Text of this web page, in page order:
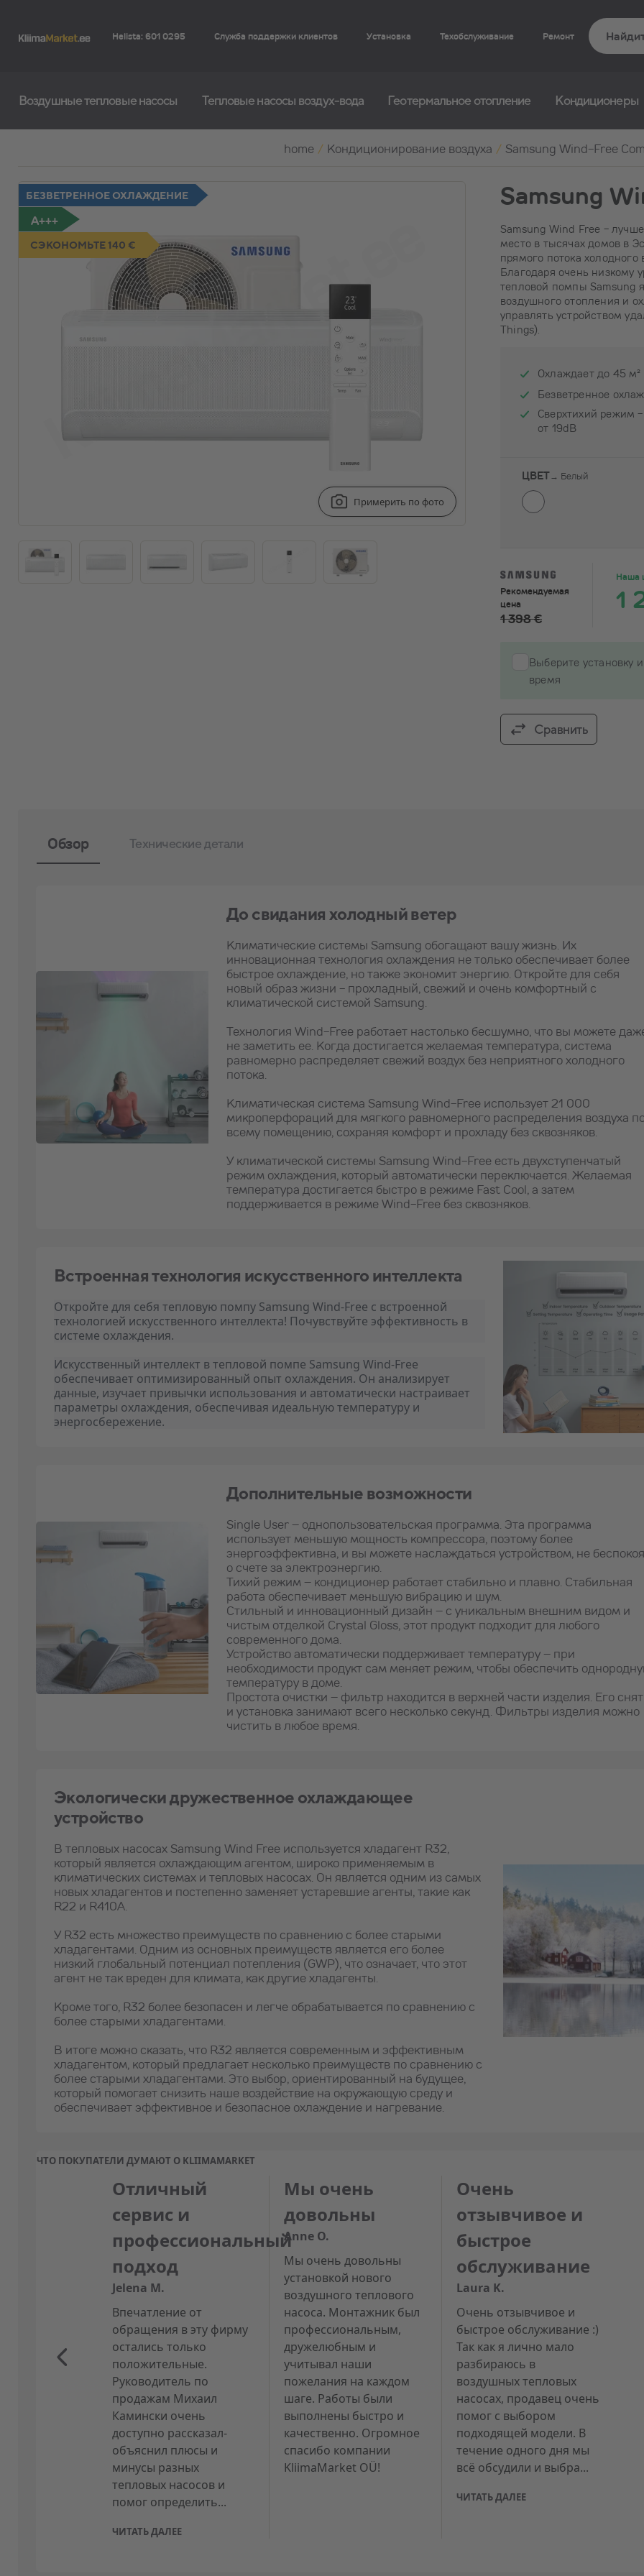
Helista: 601 0295 Служба поддержки клиентов Установка Техобслуживание Ремонт
Воздушные тепловые насосы Тепловые насосы воздух-вода Геотермальное отопление Кондиционеры
home / Кондиционирование воздуха / Samsung Wind-Free
БЕЗВЕТРЕННОЕ ОХЛАЖДЕНИЕ
A+++
СЭКОНОМЬТЕ 140 €
Примерить по фото
Samsung
Samsung Wind Free -
место в тысячах домов в
прямого потока
Благодаря очень низкому
тепловой помпы Samsung
воздушного отопления и
управлять устройством
Things).
Охлаждает до 45 м²
Безветренное
Сверхтихий режим
от 19dB
ЦВЕТ→ Белый
Рекомендуемая
цена
1 398 €
Наша
1
Выберите установку
время
Сравнить
Обзор Технические детали
До свидания холодный ветер
Климатические системы Samsung обогащают вашу жизнь. Их
инновационная технология охлаждения не только обеспечивает более
быстрое охлаждение, но также экономит энергию. Откройте для себя
новый образ жизни - прохладный, свежий и очень комфортный с
климатической системой Samsung.
Технология Wind-Free работает настолько бесшумно, что вы можете
не заметить ее. Когда достигается желаемая температура, система
равномерно распределяет свежий воздух без неприятного холодного
потока.
Климатическая система Samsung Wind-Free использует 21 000
микроперфораций для мягкого равномерного распределения воздуха
всему помещению, сохраняя комфорт и прохладу без сквозняков.
У климатической системы Samsung Wind-Free есть двухступенчатый
режим охлаждения, который автоматически переключается. Желаемая
температура достигается быстро в режиме Fast Cool, а затем
поддерживается в режиме Wind-Free без сквозняков.
Встроенная технология искусственного интеллекта
Откройте для себя тепловую помпу Samsung Wind-Free с встроенной
технологией искусственного интеллекта! Почувствуйте эффективность в
системе охлаждения.
Искусственный интеллект в тепловой помпе Samsung Wind-Free
обеспечивает оптимизированный опыт охлаждения. Он анализирует
данные, изучает привычки использования и автоматически настраивает
параметры охлаждения, обеспечивая идеальную температуру и
энергосбережение.
Дополнительные возможности
Single User – однопользовательская программа. Эта программа
использует меньшую мощность компрессора, поэтому более
энергоэффективна, и вы можете наслаждаться устройством, не
о счете за электроэнергию.
Тихий режим – кондиционер работает стабильно и плавно. Стабильная
работа обеспечивает меньшую вибрацию и шум.
Стильный и инновационный дизайн – с уникальным внешним видом и
чистым отделкой Crystal Gloss, этот продукт подходит для любого
современного дома.
Устройство автоматически поддерживает температуру – при
необходимости продукт сам меняет режим, чтобы обеспечить
температуру в доме.
Простота очистки – фильтр находится в верхней части изделия. Его
и установка занимают всего несколько секунд. Фильтры изделия можно
чистить в любое время.
Экологически дружественное охлаждающее
устройство
В тепловых насосах Samsung Wind Free используется хладагент R32,
который является охлаждающим агентом, широко применяемым в
климатических системах и тепловых насосах. Он является одним из самых
новых хладагентов и постепенно заменяет устаревшие агенты, такие как
R22 и R410A.
У R32 есть множество преимуществ по сравнению с более старыми
хладагентами. Одним из основных преимуществ является его более
низкий глобальный потенциал потепления (GWP), что означает, что этот
агент не так вреден для климата, как другие хладагенты.
Кроме того, R32 более безопасен и легче обрабатывается по сравнению с
более старыми хладагентами.
В итоге можно сказать, что R32 является современным и эффективным
хладагентом, который предлагает несколько преимуществ по сравнению с
более старыми хладагентами. Это выбор, ориентированный на будущее,
который помогает снизить наше воздействие на окружающую среду и
обеспечивает эффективное и безопасное охлаждение и нагревание.
ЧТО ПОКУПАТЕЛИ ДУМАЮТ О KLIIMAMARKET
Отличный
сервис и
профессиональный
подход
Jelena M.
Впечатление от
обращения в эту фирму
остались только
положительные.
Руководитель по
продажам Михаил
Камински очень
доступно рассказал-
объяснил плюсы и
минусы разных
тепловых насосов и
помог определить...
ЧИТАТЬ ДАЛЕЕ
Мы очень
довольны
Anne O.
Мы очень довольны
установкой нового
воздушного теплового
насоса. Монтажник был
профессиональным,
дружелюбным и
учитывал наши
пожелания на каждом
шаге. Работы были
выполнены быстро и
качественно. Огромное
спасибо компании
KliimaMarket OÜ!
Очень
отзывчивое и
быстрое
обслуживание
Laura K.
Очень отзывчивое и
быстрое обслуживание :)
Так как я лично мало
разбираюсь в
воздушных тепловых
насосах, продавец очень
помог с выбором
подходящей модели. В
течение одного дня мы
всё обсудили и выбра...
ЧИТАТЬ ДАЛЕЕ